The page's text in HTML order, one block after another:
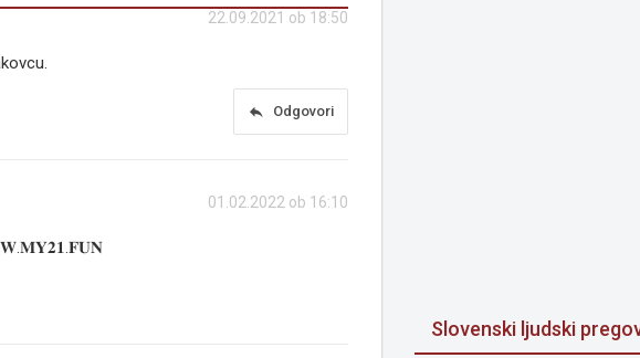
22.09.2021 ob 18:50
reply Odgovori
01.02.2022 ob 16:10
Slovenski ljudski